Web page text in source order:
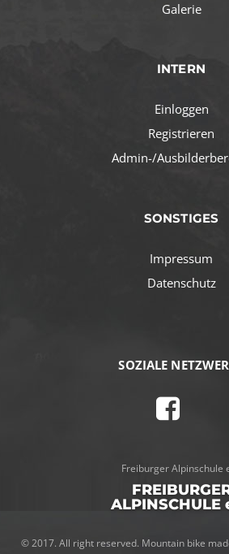
Galerie
INTERN
Einloggen
Registrieren
Admin-/
SONSTIGES
Impressum
Datenschutz
SOZIALE
Freiburger Alpinschule
ALPINSCHULE
© 2017. All right reserved. Mountain bike